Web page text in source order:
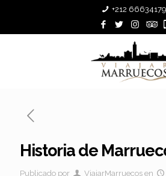
+212
Historia de
Publicado por ViajarMarruecos en